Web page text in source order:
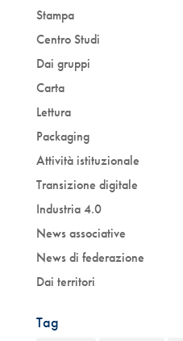
Stampa
Centro Studi
Dai gruppi
Carta
Lettura
Packaging
Attività istituzionale
Transizione digitale
Industria 4.0
News associative
News di federazione
Dai territori
Tag